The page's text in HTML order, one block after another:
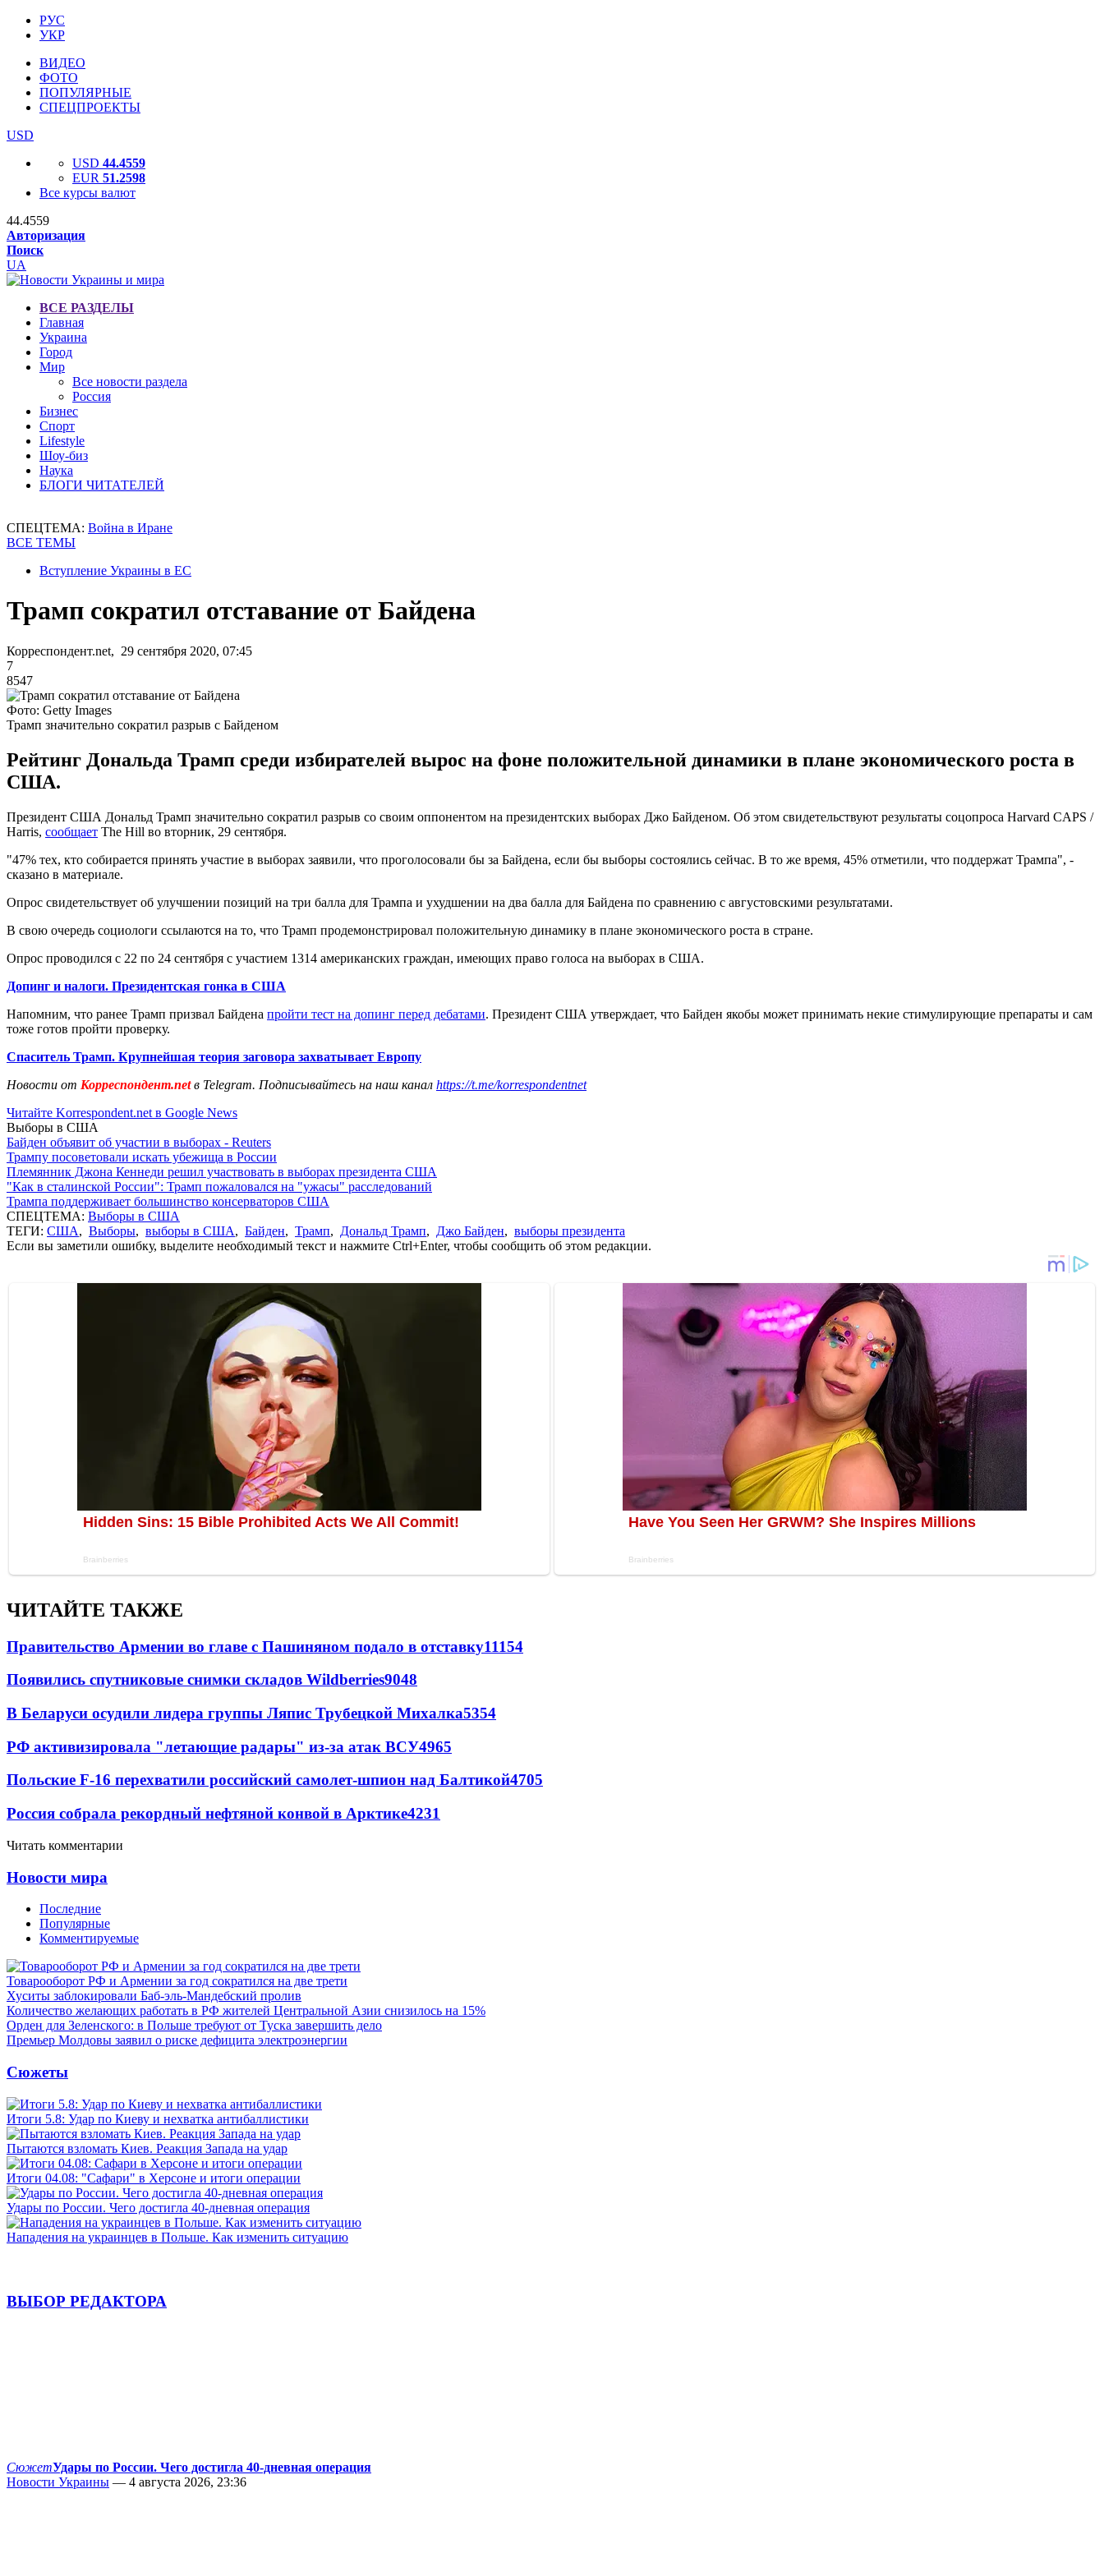
РУС
УКР
ВИДЕО
ФОТО
ПОПУЛЯРНЫЕ
СПЕЦПРОЕКТЫ
USD
USD 44.4559
EUR 51.2598
Все курсы валют
44.4559
Авторизация
Поиск
UA
ВСЕ РАЗДЕЛЫ
Главная
Украина
Город
Мир
Все новости раздела
Россия
Бизнес
Спорт
Lifestyle
Шоу-биз
Наука
БЛОГИ ЧИТАТЕЛЕЙ
СПЕЦТЕМА: Война в Иране
ВСЕ ТЕМЫ
Вступление Украины в ЕС
Трамп сократил отставание от Байдена
Корреспондент.net, 29 сентября 2020, 07:45
7
8547
Фото: Getty Images
Трамп значительно сократил разрыв с Байденом
Рейтинг Дональда Трамп среди избирателей вырос на фоне положительной динамики в плане экономического роста в
США.
Президент США Дональд Трамп значительно сократил разрыв со своим оппонентом на президентских выборах Джо Байденом. Об этом свидетельствуют результаты соцопроса Harvard CAPS /
Harris, сообщает The Hill во вторник, 29 сентября.
"47% тех, кто собирается принять участие в выборах заявили, что проголосовали бы за Байдена, если бы выборы состоялись сейчас. В то же время, 45% отметили, что поддержат Трампа", -
сказано в материале.
Опрос свидетельствует об улучшении позиций на три балла для Трампа и ухудшении на два балла для Байдена по сравнению с августовскими результатами.
В свою очередь социологи ссылаются на то, что Трамп продемонстрировал положительную динамику в плане экономического роста в стране.
Опрос проводился с 22 по 24 сентября с участием 1314 американских граждан, имеющих право голоса на выборах в США.
Допинг и налоги. Президентская гонка в США
Напомним, что ранее Трамп призвал Байдена пройти тест на допинг перед дебатами. Президент США утверждает, что Байден якобы может принимать некие стимулирующие препараты и сам
тоже готов пройти проверку.
Спаситель Трамп. Крупнейшая теория заговора захватывает Европу
Новости от Корреспондент.netв Telegram. Подписывайтесь на наш канал https://t.me/korrespondentnet
Читайте Korrespondent.net в Google News
Выборы в США
Байден объявит об участии в выборах - Reuters
Трампу посоветовали искать убежища в России
Племянник Джона Кеннеди решил участвовать в выборах президента США
"Как в сталинской России": Трамп пожаловался на "ужасы" расследований
Трампа поддерживает большинство консерваторов США
СПЕЦТЕМА: Выборы в США
ТЕГИ: США, Выборы, выборы в США, Байден, Трамп, Дональд Трамп, Джо Байден, выборы президента
Если вы заметили ошибку, выделите необходимый текст и нажмите Ctrl+Enter, чтобы сообщить об этом редакции.
ЧИТАЙТЕ ТАКЖЕ
Правительство Армении во главе с Пашиняном подало в отставку11154
Появились спутниковые снимки складов Wildberries9048
В Беларуси осудили лидера группы Ляпис Трубецкой Михалка5354
РФ активизировала "летающие радары" из-за атак ВСУ4965
Польские F-16 перехватили российский самолет-шпион над Балтикой4705
Россия собрала рекордный нефтяной конвой в Арктике4231
Читать комментарии
Новости мира
Последние
Популярные
Комментируемые
Товарооборот РФ и Армении за год сократился на две трети
Хуситы заблокировали Баб-эль-Мандебский пролив
Количество желающих работать в РФ жителей Центральной Азии снизилось на 15%
Орден для Зеленского: в Польше требуют от Туска завершить дело
Премьер Молдовы заявил о риске дефицита электроэнергии
Сюжеты
Итоги 5.8: Удар по Киеву и нехватка антибаллистики
Пытаются взломать Киев. Реакция Запада на удар
Итоги 04.08: "Сафари" в Херсоне и итоги операции
Удары по России. Чего достигла 40-дневная операция
Нападения на украинцев в Польше. Как изменить ситуацию
ВЫБОР РЕДАКТОРА
СюжетУдары по России. Чего достигла 40-дневная операция
Новости Украины — 4 августа 2026, 23:36